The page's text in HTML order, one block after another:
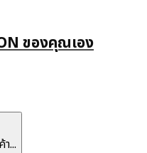
ว รีวิวทั้งหมด: 4
ของคุณเอง
...